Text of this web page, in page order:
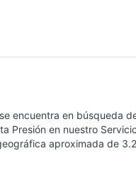
encuentra en búsqueda
Presión en nuestro
aproximada de